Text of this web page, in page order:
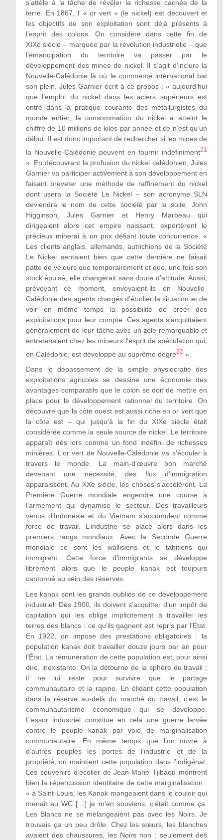
s’attèle à la tâche de révéler la richesse cachée de la
terre. En 1867, l’ « or vert » (le nickel) est découvert et
les objectifs de son exploitation sont déjà présents à
l’esprit des colons. On considère dans cette fin de
XIXe siècle – marquée par la révolution industrielle – que
l’émancipation du territoire va passer par le
développement des mines de nickel. Il s’agit d’inclure la
Nouvelle-Calédonie là où le commerce international bat
son plein. Jules Garnier écrit à ce propos : « aujourd’hui
que l’emploi du nickel dans les aciers supérieurs est
entré dans la pratique courante des métallurgistes du
monde entier, la consommation du nickel a atteint le
chiffre de 10 millions de kilos par année et ce n’est qu’un
début. Il est donc important de rechercher si les mines de
la Nouvelle-Calédonie peuvent en fournir indéfiniment21
». En découvrant la profusion du nickel calédonien, Jules
Garnier va participer activement à son développement en
faisant breveter une méthode de raffinement du nickel
dont usera la Société Le Nickel – son acronyme SLN
deviendra le nom de cette société par la suite. John
Higginson, Jules Garnier et Henry Marbeau qui
dirigeaient alors cet empire naissant, exportèrent le
précieux minerai à un prix défiant toute concurrence. «
Les clients anglais, allemands, autrichiens de la Société
Le Nickel sentaient bien que cette dernière ne faisait
patte de velours que temporairement et que, une fois son
stock épuisé, elle changerait sans doute d’attitude. Aussi,
prévoyant ce moment, envoyaient-ils en Nouvelle-
Calédonie des agents chargés d’étudier la situation et de
voir en même temps la possibilité de créer des
exploitations pour leur compte. Ces agents s’acquittaient
généralement de leur tâche avec un zèle remarquable et
entretenaient chez les mineurs l’esprit de spéculation qui,
en Calédonie, est développé au suprême degré22 ».
Dans le dépassement de la simple physiocratie des
exploitations agricoles se dessine une économie des
avantages comparatifs que le colon se doit de mettre en
place pour le développement rationnel du territoire. On
découvre que la côte ouest est aussi riche en or vert que
la côte est – qui jusqu’à la fin du XIXe siècle était
considérée comme la seule source de nickel. Le territoire
apparaît dès lors comme un fond indéfini de richesses
minières. L’or vert de Nouvelle-Calédonie va s’écouler à
travers le monde. La main-d’œuvre bon marché
devenant une nécessité, des flux d’immigration
apparaissent. Au XXe siècle, les choses s’accélèrent. La
Première Guerre mondiale engendre une course à
l’armement qui dynamise le secteur. Des travailleurs
venus d’Indonésie et du Vietnam s’accumulent comme
force de travail. L’industrie se place alors dans les
premiers rangs mondiaux. Avec la Seconde Guerre
mondiale ce sont les wallisiens et le tahitiens qui
immigrent. Cette force d’immigrants se développe
librement alors que le peuple kanak est toujours
cantonné au sein des réserves.
Les kanak sont les grands oubliés de ce développement
industriel. Dès 1900, ils doivent s’acquitter d’un impôt de
capitation qui les oblige implicitement à travailler les
terres des blancs : ce qu’ils gagnent est repris par l’État.
En 1922, on impose des prestations obligatoires : la
population kanak doit travailler douze jours par an pour
l’État. La rémunération de cette population est, pour ainsi
dire, inexistante. On la détourne de la sphère du travail ;
il ne lui reste pour survivre que le partage
communautaire et la rapine. En élidant cette population
dans la réserve au-delà du marché du travail, c’est le
communautarisme économique qui se développe.
L’essor industriel constitue en cela une guerre larvée
contre le peuple kanak par voie de marginalisation
communautaire. En même temps que l’on ouvre à
d’autres peuples les portes de l’industrie et de la
propriété, on maintient cette population dans l’indigénat.
Les souvenirs d’écolier de Jean-Marie Tjibaou montrent
bien la répercussion identitaire de cette marginalisation :
« à Saint-Louis, les Kanak mangeaient dans le couloir qui
menait au WC […] je m’en souviens, c’était comme ça.
Les Blancs ne se mélangeaient pas avec les Noirs. Je
trouvais ça un peu drôle. Chez les sœurs, les blanches
avaient des chaussures, les Noirs non ; seulement des